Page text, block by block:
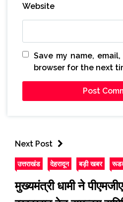
Website
Save my name,
browser for the next
Next Post
उत्तराखंड देहरादून बड़ी खबर
मुख्यमंत्री धामी ने